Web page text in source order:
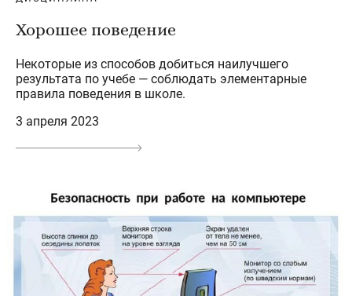
Хорошее поведение
Некоторые из способов добиться наилучшего
результата по учебе — соблюдать элементарные
правила поведения в школе.
3 апреля 2023